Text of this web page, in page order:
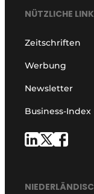
NÜTZLICHE
Zeitschriften
Werbung
Newsletter
Business-Index